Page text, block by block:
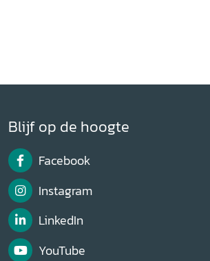
Blijf op de hoogte
Facebook
Instagram
LinkedIn
YouTube